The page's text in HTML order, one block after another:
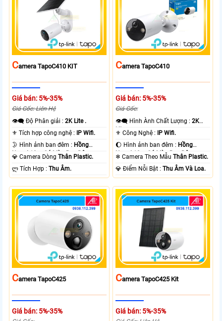
CAmera TapoC410 KIT
Giá bán: 5%-35%
Giá Gốc: Liên Hệ
👁️‍🗨 Độ Phân giải :2K Lite .
⚜️ Tích hợp công nghệ : IP Wifi.
🌛 Hình ảnh ban đêm : Hồng
Ngoại 10m Có Màu Ban Ðêm.
💎 Camera DòngThân Plastic.
️ლ Tích Hợp :Thu Âm.
CAmera TapoC410
Giá bán: 5%-35%
Giá Gốc:
👁️‍🗨 Hình Ành Chất Lượng :2K
Lite .
⚜️ Công Nghệ : IP Wifi.
🌔 Hình ảnh ban đêm : Hồng
Ngoại 10m Có Màu Ban Ðêm.
❄ Camera Theo MẫuThân Plastic.
️💎 Điểm Nỗi Bật :Thu Âm Và Loa.
CAmera TapoC425
Giá bán: 5%-35%
CAmera TapoC425 Kit
Giá bán: 5%-35%